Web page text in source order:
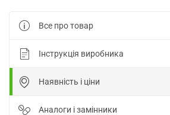
Все про товар
Інструкція виробника
Наявність і ціни
Аналоги і замінники